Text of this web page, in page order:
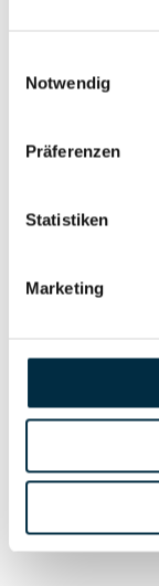
Notwendig
Präferenzen
Statistiken
Marketing
Länderrisiken